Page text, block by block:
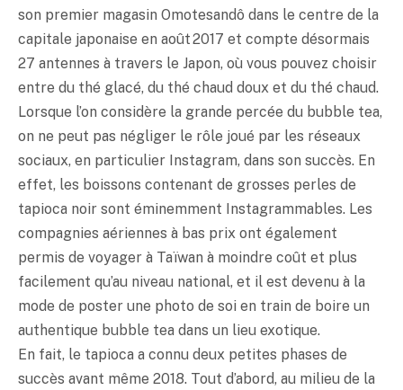
son premier magasin Omotesandô dans le centre de la
capitale japonaise en août 2017 et compte désormais
27 antennes à travers le Japon, où vous pouvez choisir
entre du thé glacé, du thé chaud doux et du thé chaud.
Lorsque l’on considère la grande percée du bubble tea,
on ne peut pas négliger le rôle joué par les réseaux
sociaux, en particulier Instagram, dans son succès. En
effet, les boissons contenant de grosses perles de
tapioca noir sont éminemment Instagrammables. Les
compagnies aériennes à bas prix ont également
permis de voyager à Taïwan à moindre coût et plus
facilement qu’au niveau national, et il est devenu à la
mode de poster une photo de soi en train de boire un
authentique bubble tea dans un lieu exotique.
En fait, le tapioca a connu deux petites phases de
succès avant même 2018. Tout d’abord, au milieu de la